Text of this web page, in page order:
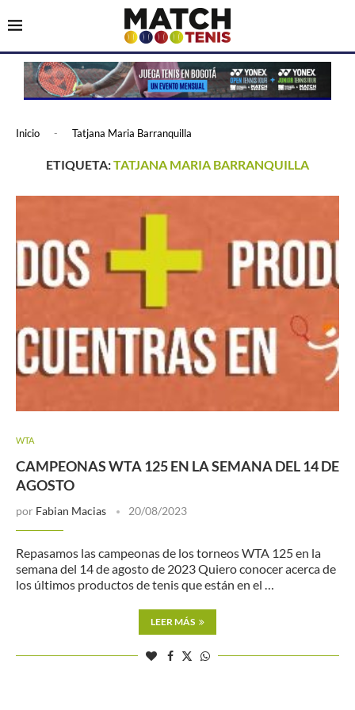
Inicio - Tatjana Maria Barranquilla
ETIQUETA:TATJANA MARIA BARRANQUILLA
WTA
CAMPEONAS WTA 125 EN LA SEMANA DEL 14 DE
AGOSTO
por Fabian Macias 20/08/2023
Repasamos las campeonas de los torneos WTA 125 en la
semana del 14 de agosto de 2023 Quiero conocer acerca de
los últimos productos de tenis que están en el …
LEER MÁS